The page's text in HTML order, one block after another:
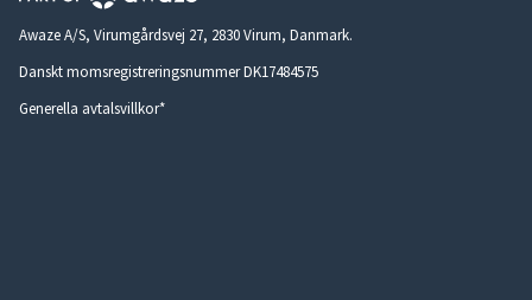
Awaze A/S, Virumgårdsvej 27, 2830 Virum, Danmark.
Danskt momsregistreringsnummer DK17484575
Generella avtalsvillkor*